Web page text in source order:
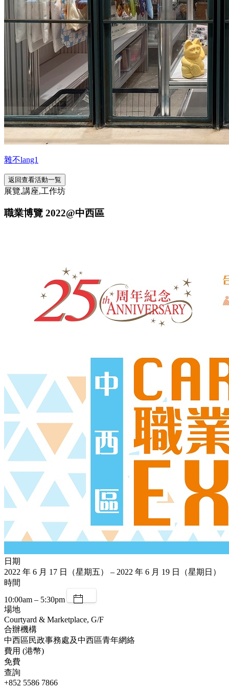
雜不lang1
返回查看活動一覧
展覽,講座,工作坊
職業博覽 2022@中西區
日期
2022 年 6 月 17 日（星期五） – 2022 年 6 月 19 日（星期日）
時間
10:00am – 5:30pm
場地
Courtyard & Marketplace, G/F
合辦機構
中西區民政事務處及中西區青年網絡
費用 (港幣)
免費
查詢
+852 5586 7866